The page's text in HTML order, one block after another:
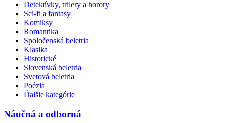
Detektívky, trilery a horory
Sci-fi a fantasy
Komiksy
Romantika
Spoločenská beletria
Klasika
Historické
Slovenská beletria
Svetová beletria
Poézia
Ďalšie kategórie
Náučná a odborná